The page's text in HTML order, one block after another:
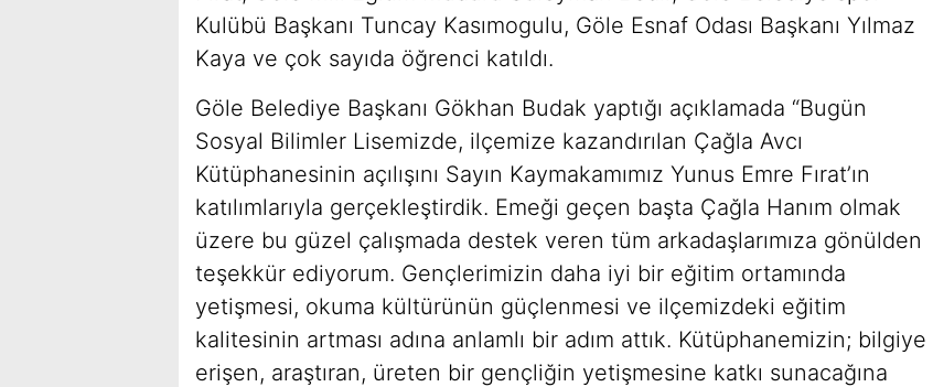
Kulübü Başkanı Tuncay Kasımogulu, Göle Esnaf Odası Başkanı Yılmaz
Kaya ve çok sayıda öğrenci katıldı.
Göle Belediye Başkanı Gökhan Budak yaptığı açıklamada “Bugün
Sosyal Bilimler Lisemizde, ilçemize kazandırılan Çağla Avcı
Kütüphanesinin açılışını Sayın Kaymakamımız Yunus Emre Fırat’ın
katılımlarıyla gerçekleştirdik. Emeği geçen başta Çağla Hanım olmak
üzere bu güzel çalışmada destek veren tüm arkadaşlarımıza gönülden
teşekkür ediyorum. Gençlerimizin daha iyi bir eğitim ortamında
yetişmesi, okuma kültürünün güçlenmesi ve ilçemizdeki eğitim
kalitesinin artması adına anlamlı bir adım attık. Kütüphanemizin; bilgiye
erişen, araştıran, üreten bir gençliğin yetişmesine katkı sunacağına